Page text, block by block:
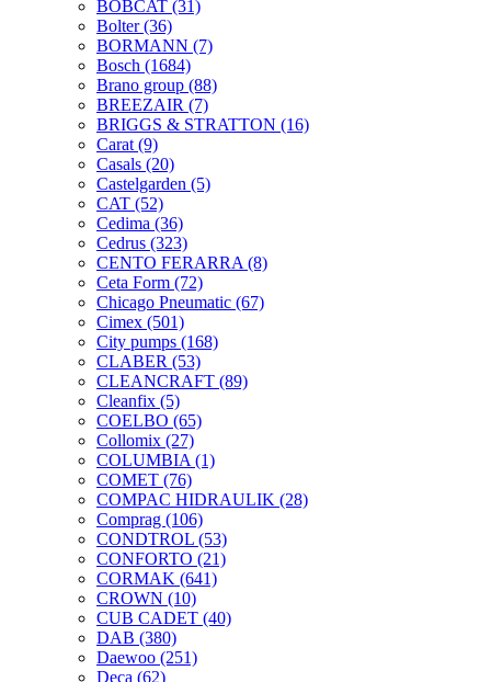
BOBCAT (31)
Bolter(36)
BORMANN (7)
Bosch (1684)
Brano group (88)
BREEZAIR (7)
BRIGGS & STRATTON (16)
Carat (9)
Casals (20)
Castelgarden (5)
CAT (52)
Cedima (36)
Cedrus (323)
CENTO FERARRA (8)
Ceta Form (72)
Chicago Pneumatic (67)
Cimex (501)
City pumps (168)
CLABER (53)
CLEANCRAFT (89)
Cleanfix (5)
COELBO (65)
Collomix (27)
COLUMBIA (1)
COMET (76)
COMPAC HIDRAULIK (28)
Comprag (106)
CONDTROL (53)
CONFORTO (21)
CORMAK (641)
CROWN (10)
CUB CADET (40)
DAB (380)
Daewoo (251)
Deca (62)